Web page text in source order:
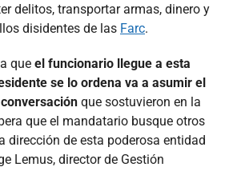
delitos, transportar armas, dinero y
disidentes de las Farc.
que el funcionario llegue a esta
se lo ordena va a asumir el
que sostuvieron en la
que el mandatario busque otros
dirección de esta poderosa entidad
Lemus, director de Gestión